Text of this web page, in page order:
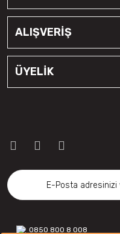
ALIŞVERİŞ
ÜYELİK
0850 800 8 008